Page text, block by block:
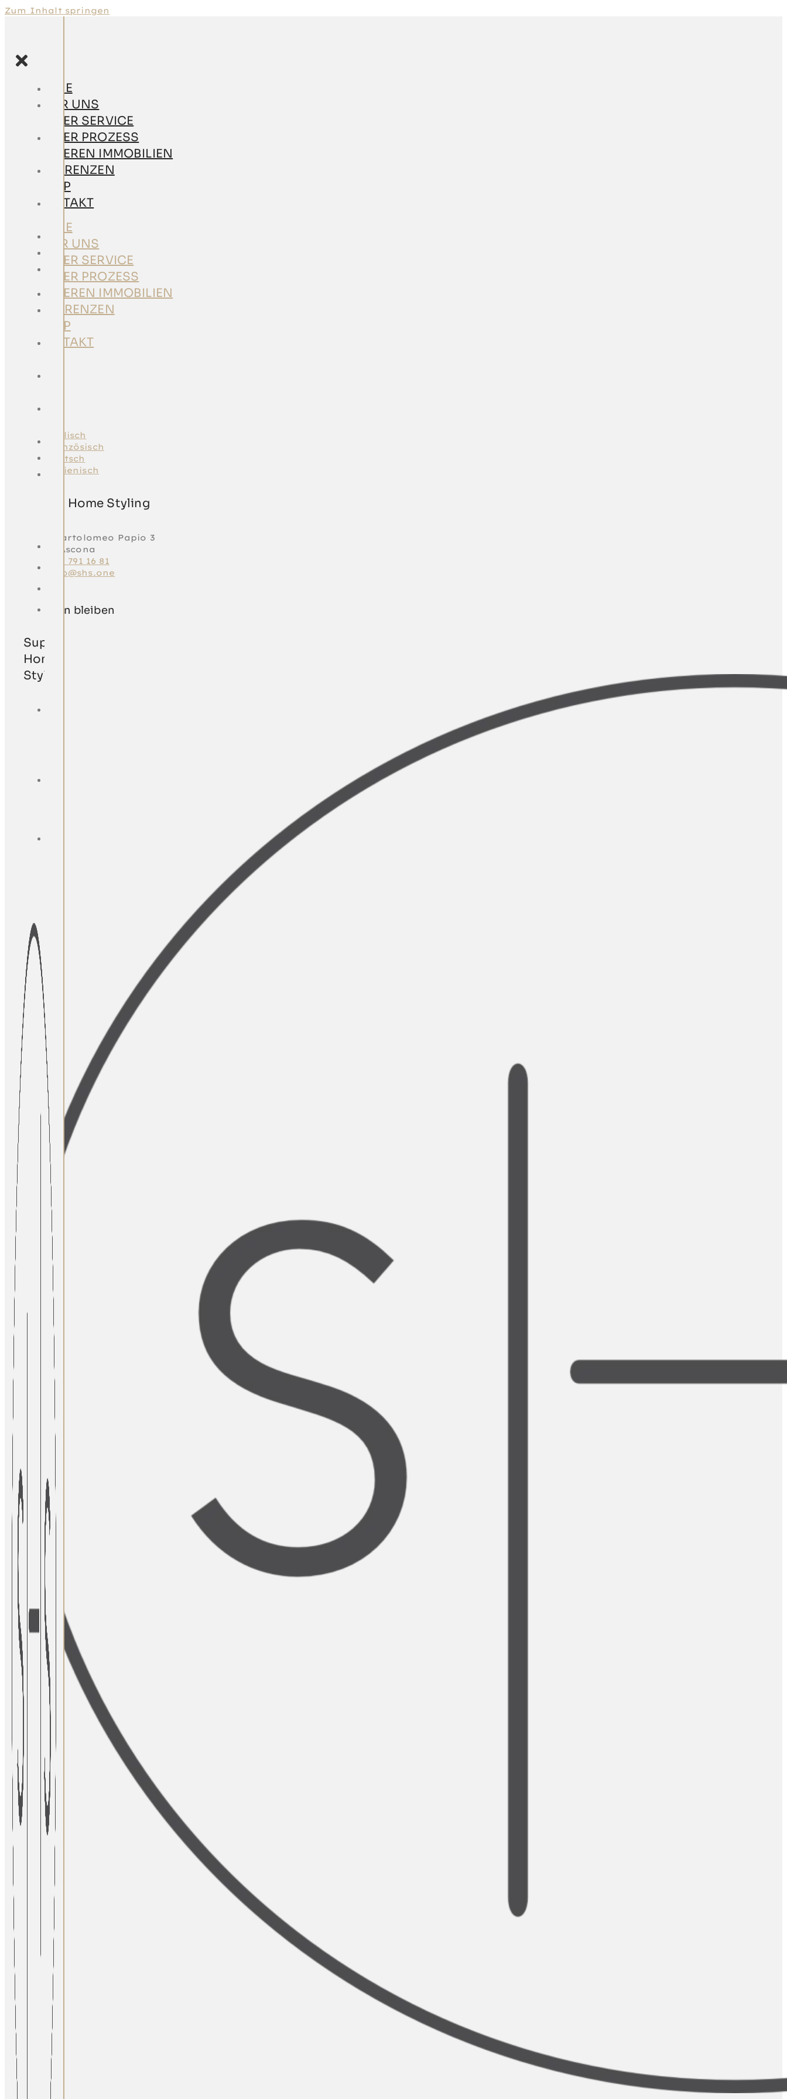
Zum Inhalt springen
HOME
ÜBER
UNS
UNSER
SERVICE
UNSER
PROZESS
UNSEREN
IMMOBILIEN
REFERENZEN
SHOP
KONTAKT
HOME
ÜBER
UNS
UNSER
REFERENZEN
SHOP
KONTAKT
Superior
Home
Styling
HOME
ÜBER UNS
UNSER SERVICE
UNSER PROZESS
UNSEREN IMMOBILIEN
REFERENZEN
SHOP
KONTAKT
HOME
ÜBER UNS
UNSER SERVICE
UNSER PROZESS
UNSEREN IMMOBILIEN
REFERENZEN
SHOP
KONTAKT
Superior Home Styling
Via Bartolomeo Papio 3
6612 Ascona
+41 91 791 16 81
marco@shs.one
Verbunden bleiben